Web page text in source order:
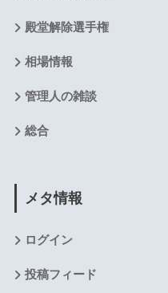
殿堂解除選手権
相場情報
管理人の雑談
総合
メタ情報
ログイン
投稿フィード